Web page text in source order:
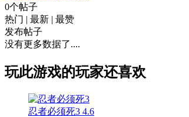
0个帖子
热门 | 最新 | 最赞
发布帖子
没有更多数据了....
玩此游戏的玩家还喜欢
忍者必须死3 4.6